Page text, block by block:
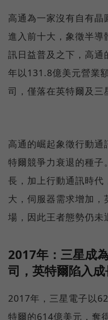
高通為一家沒有自有晶
進入前十大，象徵半導
訊日益普及之下，高
年以131.8億美元營業
司，僅落在英特爾及三
高通的崛起象徵行動
特爾競爭力衰退的種子
長，加上行動通訊時代
大，伺服器需求增加，
場，因此王者態勢仍未
2017年：三星成
司，英特爾陷入
2017年，三星電子以
特爾的614億美元，奪